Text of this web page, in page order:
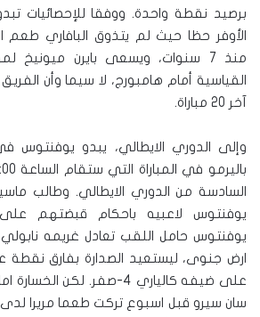
برصيد نقطة واحدة. ووفقا للإحصائيات
الأوفر حظا حيث لم يتذوق البافاري طعم
منذ 7 سنوات، ويسعى بايرن ميونيخ
القياسية أمام هامبورج، لا سيما وأن
آخر 20 مباراة.
وإلى الدوري الايطالي، يبدو
السادسة من الدوري الايطالي. وطالب
يوفنتوس لاعبيه باحكام قبضتهم
يوفنتوس حامل اللقب تعادل غريمه
ارض جنوى، ليستعيد الصدارة بفارق نقطة
سان سيرو قبل اسبوع تركت طعما مريرا لدى